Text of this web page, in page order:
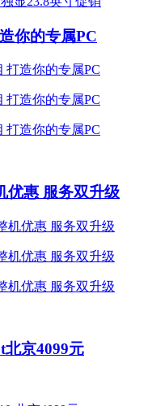
你的专属PC
优惠 服务双升级
京4099元